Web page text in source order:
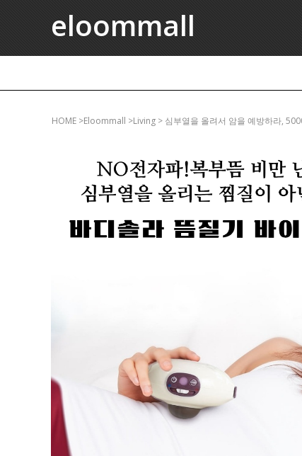
eloommall
HOME >eloommall >living > 심부열을 올려서 암을 예방하라,